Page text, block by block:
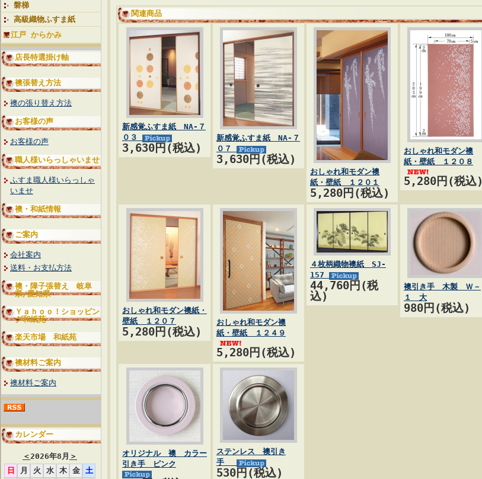
磐梯
高級織物ふすま紙
江戸 からかみ
店長特選掛け軸
襖張替え方法
襖の張り替え方法
お客様の声
お客様の声
職人様いらっしゃいませ
ふすま職人様いらっしゃ
いませ
襖・和紙情報
ご案内
会社案内
送料・お支払方法
襖・障子張替え 岐阜
県/愛知県
Ｙａｈｏｏ！ショッピン
グ和紙苑
楽天市場 和紙苑
襖材料ご案内
襖材料ご案内
カレンダー
＜2026年8月 ＞
日
月 火 水 木 金 土
関連商品
新感覚ふすま紙 NA-７
０３
3,630円(税込)
新感覚ふすま紙 NA-７
０７
3,630円(税込)
おしゃれ和モダン襖
紙・壁紙 １２０１
5,280円(税込)
おしゃれ和モダン襖
紙・壁紙 １２０８
5,280円(税込)
おしゃれ和モダン襖紙・
壁紙 １２０７
5,280円(税込)
おしゃれ和モダン襖
紙・壁紙 １２４９
5,280円(税込)
４枚柄織物襖紙 SJ-
157
44,760円(税
込)
襖引き手 木製 Ｗ－
１ 大
980円(税込)
オリジナル 襖 カラー
引き手 ピンク
ステンレス 襖引き
手
530円(税込)